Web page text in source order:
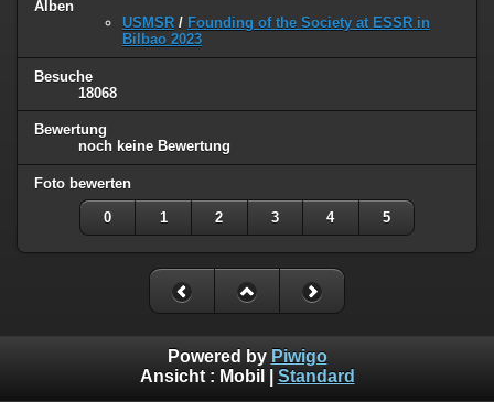
Alben
USMSR / Founding of the Society at ESSR in
Bilbao 2023
Besuche
18068
Bewertung
noch keine Bewertung
Foto bewerten
0 1 2 3 4 5
Powered by Piwigo
Ansicht : Mobil Standard